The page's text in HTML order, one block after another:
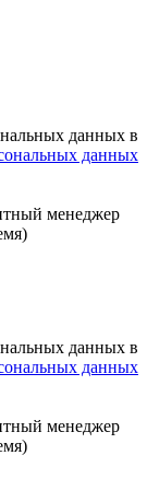
данных в
данных
менеджер
данных в
данных
менеджер